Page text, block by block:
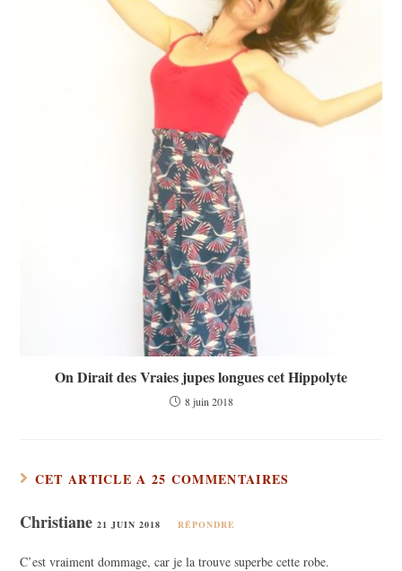
On Dirait des Vraies jupes longues cet Hippolyte
8 juin 2018
CET ARTICLE A 25 COMMENTAIRES
Christiane21 JUIN 2018 RÉPONDRE
C’est vraiment dommage, car je la trouve superbe cette robe.